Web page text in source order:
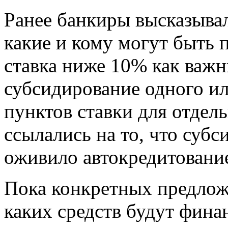
Ранее банкиры
какие и кому могут быть
ставка ниже 10% как
субсидирование одного
пунктов ставки для
ссылались на то, что
оживило
Пока конкретных
каких средств будут